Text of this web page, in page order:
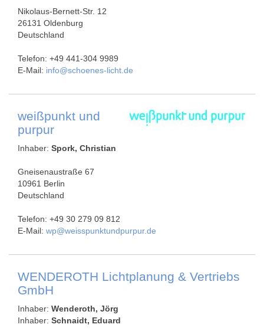
Nikolaus-Bernett-Str. 12
26131 Oldenburg
Deutschland
Telefon: +49 441-304 9989
E-Mail: info@schoenes-licht.de
weißpunkt und
purpur
Inhaber: Spork, Christian
Gneisenaustraße 67
10961 Berlin
Deutschland
Telefon: +49 30 279 09 812
E-Mail: wp@weisspunktundpurpur.de
WENDEROTH Lichtplanung & Vertriebs
GmbH
Inhaber: Wenderoth, Jörg
Inhaber: Schnaidt, Eduard